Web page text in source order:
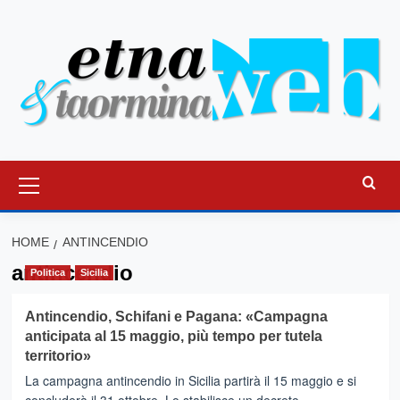
principale
HOME ANTINCENDIO
antincendio
Politica Sicilia
Antincendio, Schifani e Pagana: «Campagna
anticipata al 15 maggio, più tempo per tutela
territorio»
La campagna antincendio in Sicilia partirà il 15 maggio e si